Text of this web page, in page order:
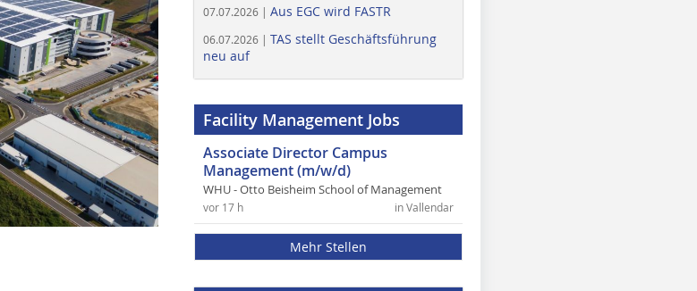
07.07.2026 | Aus EGC wird FASTR
06.07.2026 | TAS stellt Geschäftsführung
neu auf
Facility Management Jobs
Associate Director Campus
Management (m/w/d)
WHU - Otto Beisheim School of Management
in Vallendar
vor 17 h
Mehr Stellen